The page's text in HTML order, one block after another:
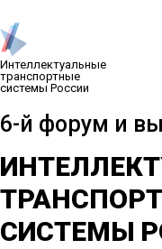
Интеллектуальные
транспортные
системы России
6-й форум и
СИСТЕМЫ